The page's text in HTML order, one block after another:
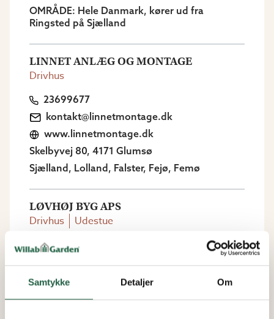
Samtykke Detaljer Om
OMRÅDE: Hele Danmark, kører ud fra
Ringsted på Sjælland
LINNET ANLÆG OG MONTAGE
Drivhus
23699677
kontakt@linnetmontage.dk
www.linnetmontage.dk
Skelbyvej 80, 4171 Glumsø
Sjælland, Lolland, Falster, Fejø, Femø
LØVHØJ BYG APS
Drivhus Udestue
60567697
ILDVEDVEJ 15, 7160 TØRRING
OMRÅDE: MIDTJYLLAND